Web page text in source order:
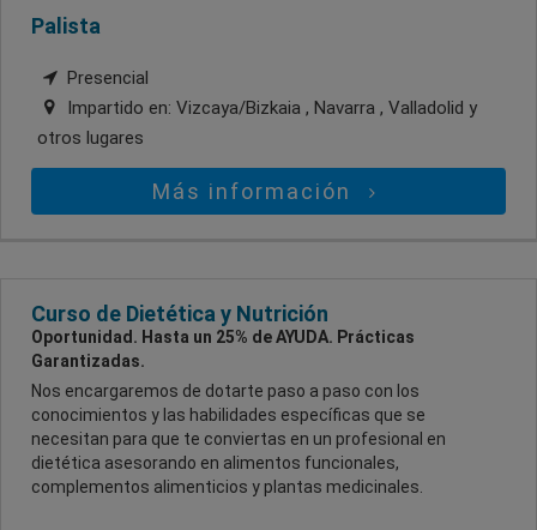
Palista
Presencial
Impartido en: Vizcaya/Bizkaia , Navarra , Valladolid y
otros lugares
Más información
Curso de Dietética y Nutrición
Oportunidad. Hasta un 25% de AYUDA. Prácticas
Garantizadas.
Nos encargaremos de dotarte paso a paso con los
conocimientos y las habilidades específicas que se
necesitan para que te conviertas en un profesional en
dietética asesorando en alimentos funcionales,
complementos alimenticios y plantas medicinales.